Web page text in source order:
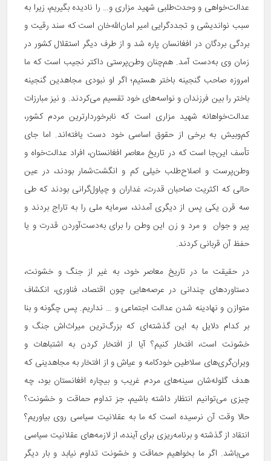
عدالت‌خواهی و وحدت‌طلبی شهید مزاری و… را نادیده بگیریم، زیرا به
سبب نواندیشی و تجددگرایی امیر امان‌الله‌خان است که سند رقیت و
بردگی بردگان در افغانسان پاره شد و از طرف دیگر استقلال کشور در
زمان وی به‌دست آمد. هم‌چنان وطن‌پرستی داکتر نجیب است که ما
امروزه صاحب گنجینه باختر هستیم؛ اگر او نبودی مجاهدین گنجینه
باختر را بین فرزندان و نواسه‌های خود تقسیم می‌کردند. و نیز مبارزات
عدالت‌خواهانه شهید مزاری است که نابرخوردارترین مردم کشور،
کم‌وبیش به برخی از حقوق اساسی خود دست یافته‌اند. اما جای
تأسف این‌جا است که در تاریخ معاصر افغانستان، افراد عدالت‌خواه و
وطن‌پرست و اصلاح‌طلب خیلی کم و انگشت‌شمار بودند، در عین
حالی که اکثریت صاحبان قدرت، غداران و چپاول‌گرانی بودند که طی
سه قرن یکی پس از دیگری آمدند، سرمایه ملی را به تاراج بردند و
پیر و جوان و مرد و زن این وطن را برای به‌دست‌آوردن قدرت و یا
حفظ آن قربانی کردند.
در حقیقت ما در تاریخ معاصر خود، به غیر از جنگ و خشونت،
دستاوردهای چندانی در عرصه‌هایی چون اقتصاد، فناوری، انکشاف
متوازن و نهادینه شدن عدالت اجتماعی و … نداریم. پس چگونه و بنا
بر کدام دلایل به این گذشته‌ای که بزرگ‌ترین میراث‌اش جنگ و
خشونت است، افتخار کنیم؟ آیا از افتخار کردن به اشتباهات و
ویران‌گری‌های سلاطین خودکامه و عیاش و از افتخار به مجاهدینی که
هدف گلوله‌شان سینه‌های مردم غریب و بیچاره افغانستان بود، چه
چیزی می‌توانیم انتظار داشته باشیم، جز تداوم حماقت و خشونت؟
حالا وقت آن نرسیده است که ما به عقلانیت سیاسی روی بیاوریم؟
انتقاد از گذشته و برنامه‌ریزی برای آینده، از لازمه‌های عقلانیت سیاسی
می‌باشد. اگر ما بخواهیم حماقت و خشونت تداوم نیابد و بار دیگر